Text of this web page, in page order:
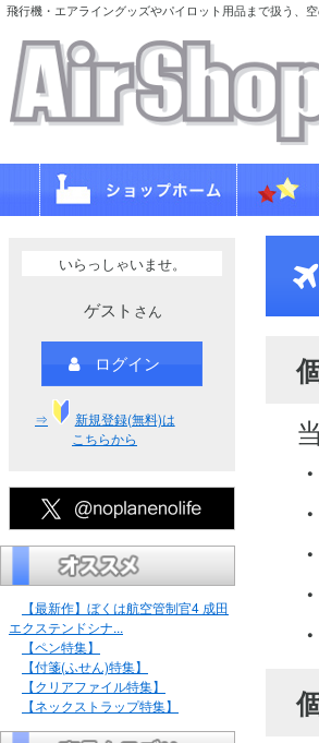
飛行機・エアライングッズやパイロット用品まで扱う、空
いらっしゃいませ。
ゲスト さん
ログイン
⇒
新規登録(無料)は
こちらから
【最新作】ぼくは航空管制官4 成田
エクステンドシナ...
【ペン特集】
【付箋(ふせん)特集】
【クリアファイル特集】
【ネックストラップ特集】